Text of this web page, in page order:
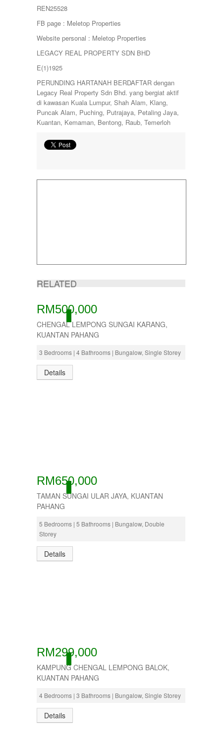
REN25528
FB page : Meletop Properties
Website personal : Meletop Properties
LEGACY REAL PROPERTY SDN BHD
E(1)1925
PERUNDING HARTANAH BERDAFTAR dengan
Legacy Real Property Sdn Bhd. yang bergiat aktif
di kawasan Kuala Lumpur, Shah Alam, Klang,
Puncak Alam, Puching, Putrajaya, Petaling Jaya,
Kuantan, Kemaman, Bentong, Raub, Temerloh
RELATED
ACTIVE
RM500,000
CHENGAL LEMPONG SUNGAI KARANG,
KUANTAN PAHANG
3 Bedrooms | 4 Bathrooms | Bungalow, Single Storey
Details
ACTIVE
RM650,000
TAMAN SUNGAI ULAR JAYA, KUANTAN
PAHANG
5 Bedrooms | 5 Bathrooms | Bungalow, Double
Storey
Details
ACTIVE
RM299,000
KAMPUNG CHENGAL LEMPONG BALOK,
KUANTAN PAHANG
4 Bedrooms | 3 Bathrooms | Bungalow, Single Storey
Details